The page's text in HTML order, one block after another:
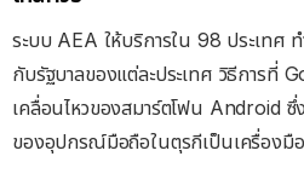
ระบบ AEA ให้บริการใน 98 ประเทศ
กับรัฐบาลของแต่ละประเทศ วิธีการที่
เคลื่อนไหวของสมาร์ตโฟน Android
ของอุปกรณ์มือถือในตุรกีเป็นเครื่องมื